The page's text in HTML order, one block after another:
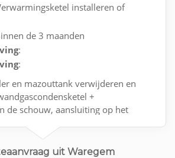
installeren of
de 3 maanden
:
:
en mazouttank verwijderen en
+
de schouw, aansluiting op het
uit Waregem